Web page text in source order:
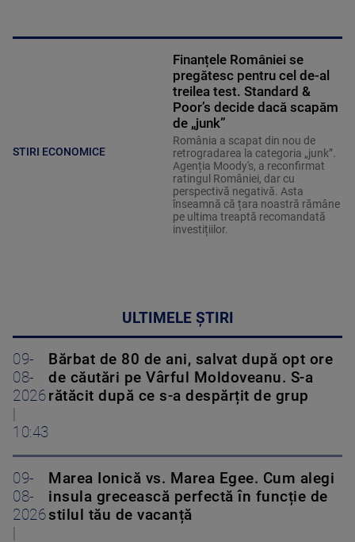
STIRI ECONOMICE
Finanțele României se
pregătesc pentru cel de-al
treilea test. Standard &
Poor’s decide dacă scapăm
de „junk”
România a scapat din nou de
retrogradarea la categoria „junk”.
Agenția Moody's, a reconfirmat
ratingul României, dar cu
perspectivă negativă. Asta
înseamnă că țara noastră rămâne
pe ultima treaptă recomandată
investițiilor.
ULTIMELE ȘTIRI
09-
08-
2026
10:43
Bărbat de 80 de ani, salvat după opt ore
de căutări pe Vârful Moldoveanu. S-a
rătăcit după ce s-a despărțit de grup
09-
08-
2026
Marea Ionică vs. Marea Egee. Cum alegi
insula grecească perfectă în funcție de
stilul tău de vacanță